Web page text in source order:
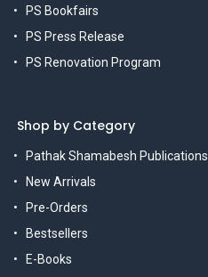
PS Bookfairs
PS Press Release
PS Renovation Program
Shop by Category
Pathak Shamabesh Publications
New Arrivals
Pre-Orders
Bestsellers
E-Books